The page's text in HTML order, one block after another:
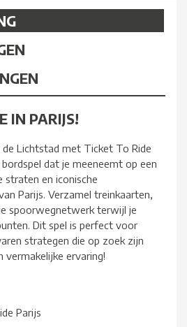
IN PARIJS!
Lichtstad met Ticket To Ride
dat je meeneemt op een
straten en iconische
Parijs. Verzamel treinkaarten,
spoorwegnetwerk terwijl je
Dit spel is perfect voor
strategen die op zoek zijn
vermakelijke ervaring!
Parijs